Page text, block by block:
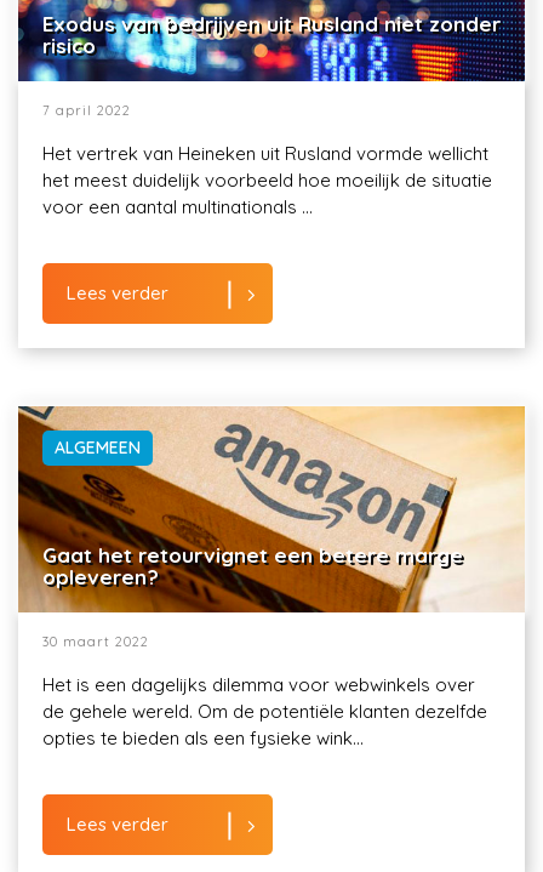
Exodus van bedrijven uit Rusland niet zonder
risico
7 april 2022
Het vertrek van Heineken uit Rusland vormde wellicht
het meest duidelijk voorbeeld hoe moeilijk de situatie
voor een aantal multinationals ...
Lees verder
ALGEMEEN
Gaat het retourvignet een betere marge
opleveren?
30 maart 2022
Het is een dagelijks dilemma voor webwinkels over
de gehele wereld. Om de potentiële klanten dezelfde
opties te bieden als een fysieke wink...
Lees verder